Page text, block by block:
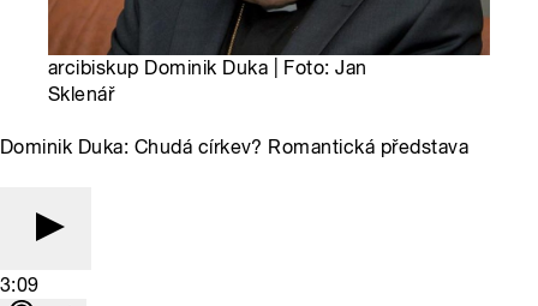
arcibiskup Dominik Duka | Foto: Jan
Sklenář
Dominik Duka: Chudá církev? Romantická představa
3:09